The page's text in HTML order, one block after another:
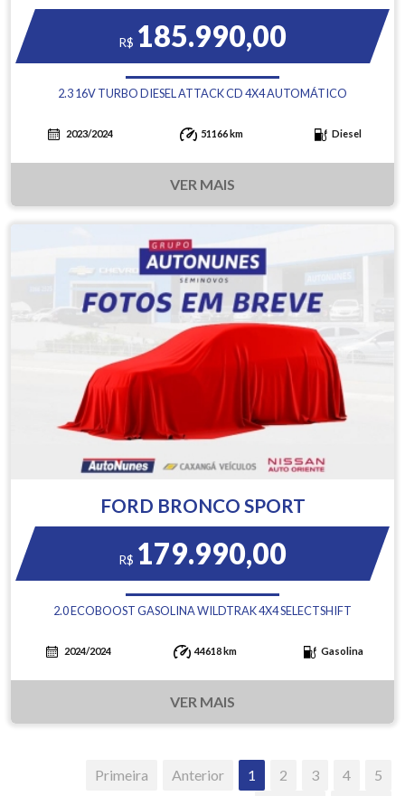
R$ 185.990,00
2.3 16V TURBO DIESEL ATTACK CD 4X4 AUTOMÁTICO
2023/2024 51166 km Diesel
VER MAIS
FORD BRONCO SPORT
R$ 179.990,00
2.0 ECOBOOST GASOLINA WILDTRAK 4X4 SELECTSHIFT
2024/2024 44618 km Gasolina
VER MAIS
Primeira Anterior 1 2 3 4
5